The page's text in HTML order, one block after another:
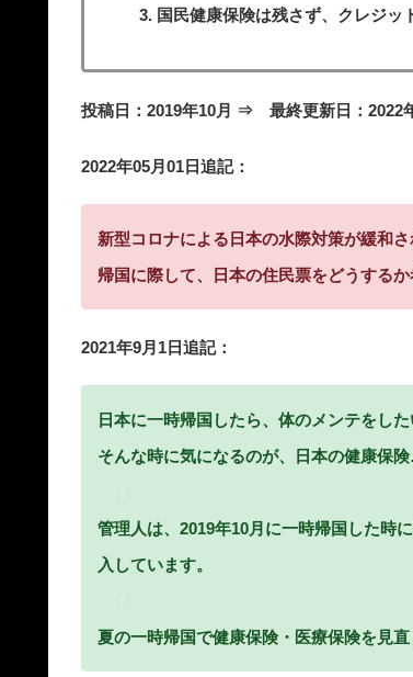
国民健康保険は残さず、クレジ
投稿日：2019年10月 ⇒ 最終更新日：2022
2022年05月01日追記：
新型コロナによる日本の水際対策が緩和
帰国に際して、日本の住民票をどうする
2021年9月1日追記：
日本に一時帰国したら、体のメンテをし
そんな時に気になるのが、日本の健康保
管理人は、2019年10月に一時帰国した時
入しています。
夏の一時帰国で健康保険・医療保険を見直